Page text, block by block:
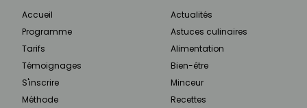
Accueil
Programme
Tarifs
Témoignages
S'inscrire
Méthode
Actualités
Astuces culinaires
Alimentation
Bien-être
Minceur
Recettes